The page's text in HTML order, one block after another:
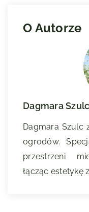
O Autorze
Dagmara Szulc
Dagmara Szulc
ogrodów.
przestrzeni
łącząc estetykę